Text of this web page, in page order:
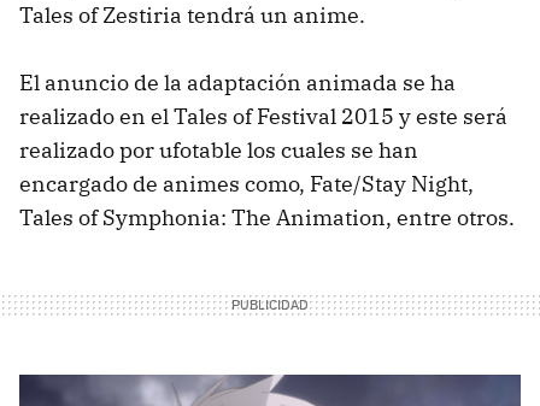
Tales of Zestiria tendrá un anime.
El anuncio de la adaptación animada se ha
realizado en el Tales of Festival 2015 y este será
realizado por ufotable los cuales se han
encargado de animes como, Fate/Stay Night,
Tales of Symphonia: The Animation, entre otros.